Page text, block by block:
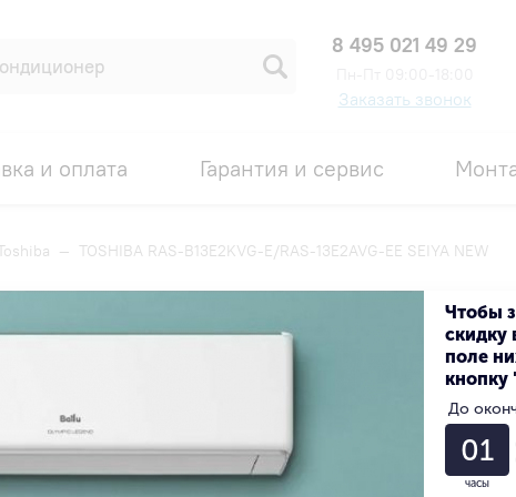
8 495 021 49 29
Заказать звонок
и оплата Гарантия и сервис
— TOSHIBA RAS-B13E2KVG-E/RAS-13E2AVG-EE SEIYA NEW
EE SEIYA NEW
В наличии на складе
Чтобы
скидку
поле
кнопку
До
01
часы